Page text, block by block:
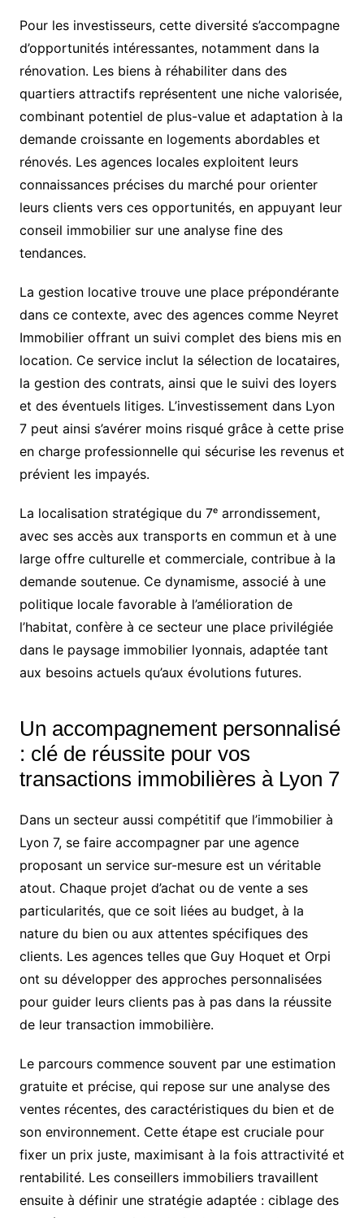
Pour les investisseurs, cette diversité s’accompagne
d’opportunités intéressantes, notamment dans la
rénovation. Les biens à réhabiliter dans des
quartiers attractifs représentent une niche valorisée,
combinant potentiel de plus-value et adaptation à la
demande croissante en logements abordables et
rénovés. Les agences locales exploitent leurs
connaissances précises du marché pour orienter
leurs clients vers ces opportunités, en appuyant leur
conseil immobilier sur une analyse fine des
tendances.
La gestion locative trouve une place prépondérante
dans ce contexte, avec des agences comme Neyret
Immobilier offrant un suivi complet des biens mis en
location. Ce service inclut la sélection de locataires,
la gestion des contrats, ainsi que le suivi des loyers
et des éventuels litiges. L’investissement dans Lyon
7 peut ainsi s’avérer moins risqué grâce à cette prise
en charge professionnelle qui sécurise les revenus et
prévient les impayés.
La localisation stratégique du 7ᵉ arrondissement,
avec ses accès aux transports en commun et à une
large offre culturelle et commerciale, contribue à la
demande soutenue. Ce dynamisme, associé à une
politique locale favorable à l’amélioration de
l’habitat, confère à ce secteur une place privilégiée
dans le paysage immobilier lyonnais, adaptée tant
aux besoins actuels qu’aux évolutions futures.
Un accompagnement personnalisé
: clé de réussite pour vos
transactions immobilières à Lyon 7
Dans un secteur aussi compétitif que l’immobilier à
Lyon 7, se faire accompagner par une agence
proposant un service sur-mesure est un véritable
atout. Chaque projet d’achat ou de vente a ses
particularités, que ce soit liées au budget, à la
nature du bien ou aux attentes spécifiques des
clients. Les agences telles que Guy Hoquet et Orpi
ont su développer des approches personnalisées
pour guider leurs clients pas à pas dans la réussite
de leur transaction immobilière.
Le parcours commence souvent par une estimation
gratuite et précise, qui repose sur une analyse des
ventes récentes, des caractéristiques du bien et de
son environnement. Cette étape est cruciale pour
fixer un prix juste, maximisant à la fois attractivité et
rentabilité. Les conseillers immobiliers travaillent
ensuite à définir une stratégie adaptée : ciblage des